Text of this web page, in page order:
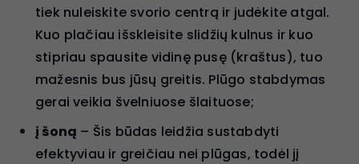
tiek nuleiskite svorio centrą ir judėkite atgal.
Kuo plačiau išskleisite slidžių kulnus ir kuo
stipriau spausite vidinę pusę (kraštus), tuo
mažesnis bus jūsų greitis. Plūgo stabdymas
gerai veikia švelniuose šlaituose;
į šoną – Šis būdas leidžia sustabdyti
efektyviau ir greičiau nei plūgas, todėl jį